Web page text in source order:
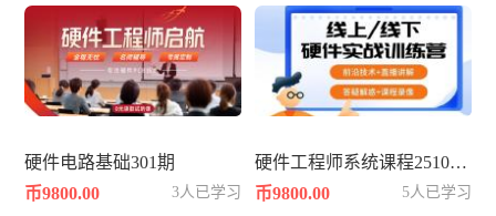
硬件电路基础301期
币9800.00
3人已学习
硬件工程师系统课程2510--硬件篇
币9800.00
5人已学习